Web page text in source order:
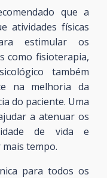
que a
atividades físicas
estimular os
como fisioterapia,
também
na melhoria da
do paciente. Uma
a atenuar os
de vida e
tempo.
para todos os